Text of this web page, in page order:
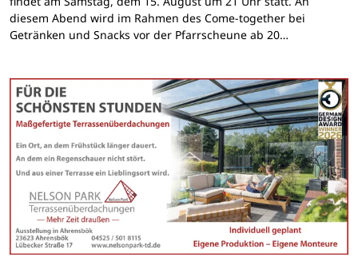
diesem Abend wird im Rahmen des Come-together bei
Getränken und Snacks vor der Pfarrscheune ab 20…